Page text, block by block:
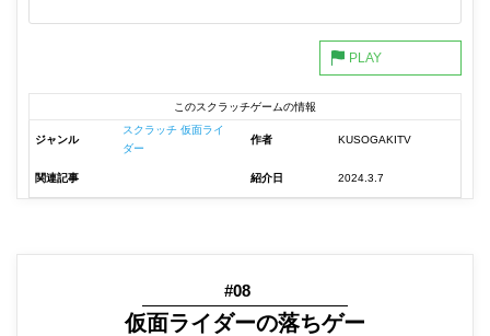
このスクラッチゲームの情報
ジャンル
スクラッチ 仮面ライ
ダー
作者 KUSOGAKITV
関連記事 紹介日 2024.3.7
#08
仮面ライダーの落ちゲー